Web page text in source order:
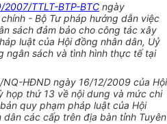
2007/TTLT-BTP-BTC ngày
- Bộ Tư pháp hướng dẫn việc
sách đảm bảo cho công tác xây
luật của Hội đồng nhân dân, Uỷ
ngân sách và tình hình thực tế tại
HĐND ngày 16/12/2009 của Hội
họp thứ 13 về nội dung và mức chi
quy phạm pháp luật của Hội
các cấp trên địa bàn tỉnh Tuyên